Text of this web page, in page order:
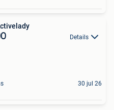
Details
30 jul 26